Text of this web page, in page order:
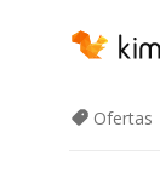
Ofertas